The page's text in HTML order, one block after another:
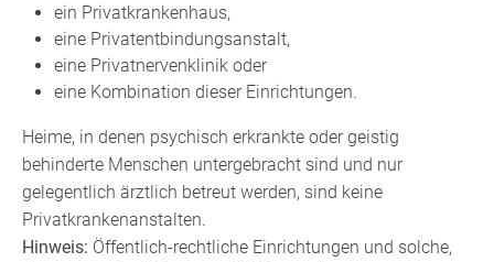
ein Privatkrankenhaus,
eine Privatentbindungsanstalt,
eine Privatnervenklinik oder
eine Kombination dieser Einrichtungen.
Heime, in denen psychisch erkrankte oder geistig
behinderte Menschen untergebracht sind und nur
gelegentlich ärztlich betreut werden, sind keine
Privatkrankenanstalten.
Hinweis: Öffentlich-rechtliche Einrichtungen und solche,